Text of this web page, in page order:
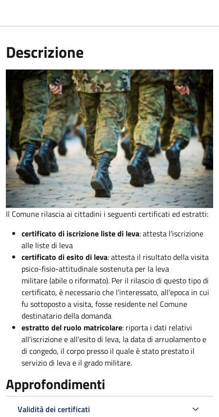
Descrizione
Il Comune rilascia ai cittadini i seguenti certificati ed estratti:
certificato di iscrizione liste di leva: attesta l'iscrizione
alle liste di leva
certificato di esito di leva: attesta il risultato della visita
psico-fisio-attitudinale sostenuta per la leva
militare (abile o riformato). Per il rilascio di questo tipo di
certificato, è necessario che l’interessato, all'epoca in cui
fu sottoposto a visita, fosse residente nel Comune
destinatario della domanda
estratto del ruolo matricolare: riporta i dati relativi
all'iscrizione e all'esito di leva, la data di arruolamento e
di congedo, il corpo presso il quale è stato prestato il
servizio di leva e il grado militare.
Approfondimenti
Validità dei certificati